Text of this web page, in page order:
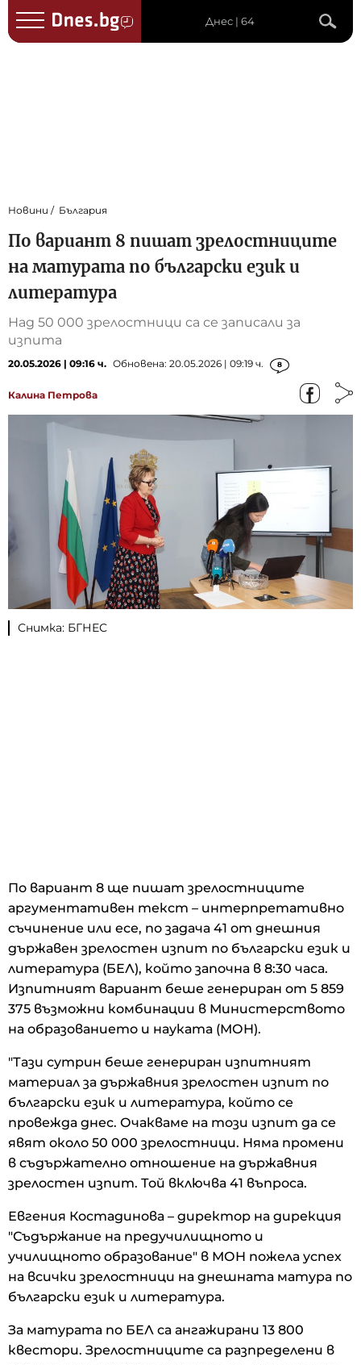
Днес | 64
Новини България
По вариант 8 пишат зрелостниците
на матурата по български език и
литература
Над 50 000 зрелостници са се записали за
изпита
20.05.2026 | 09:16 ч. Обновена: 20.05.2026 | 09:19 ч. 8
Калина Петрова
Снимка: БГНЕС
По вариант 8 ще пишат зрелостниците
аргументативен текст – интерпретативно
съчинение или есе, по задача 41 от днешния
държавен зрелостен изпит по български език и
литература (БЕЛ), който започна в 8:30 часа.
Изпитният вариант беше генериран от 5 859
375 възможни комбинации в Министерството
на образованието и науката (МОН).
"Тази сутрин беше генериран изпитният
материал за държавния зрелостен изпит по
български език и литература, който се
провежда днес. Очакваме на този изпит да се
явят около 50 000 зрелостници. Няма промени
в съдържателно отношение на държавния
зрелостен изпит. Той включва 41 въпроса.
Евгения Костадинова – директор на дирекция
"Съдържание на предучилищното и
училищното образование" в МОН пожела успех
на всички зрелостници на днешната матура по
български език и литература.
За матурата по БЕЛ са ангажирани 13 800
квестори. Зрелостниците са разпределени в